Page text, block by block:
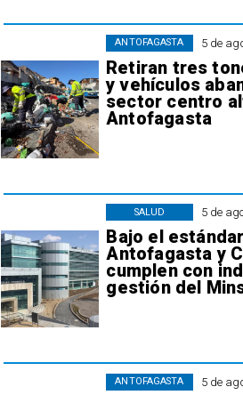
5 de
Retiran tres
y vehículos
sector centro
Antofagasta
ANTOFAGASTA
5 de
Bajo el
Antofagasta y
cumplen con
gestión del
SALUD
5 de
ANTOFAGASTA